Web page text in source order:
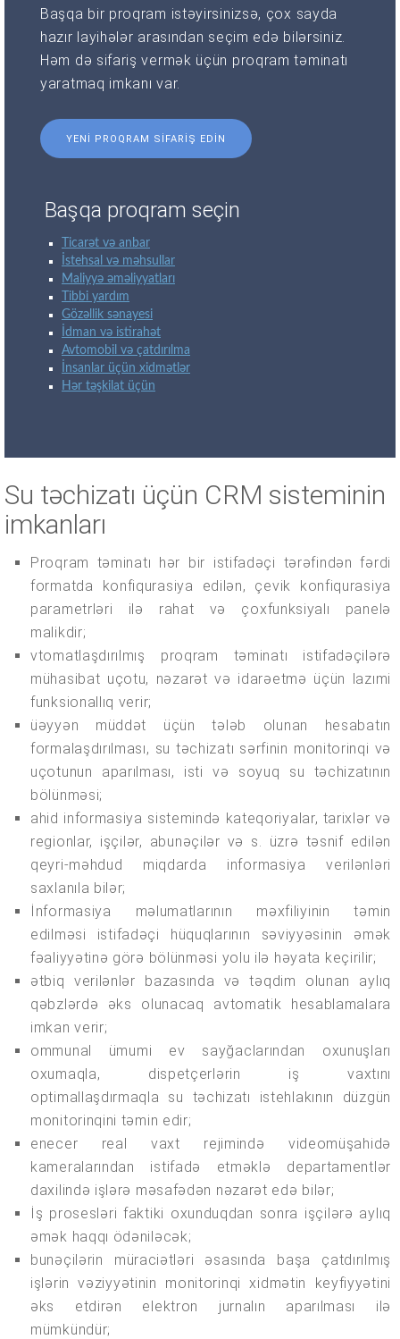
Başqa bir proqram istəyirsinizsə, çox sayda
hazır layihələr arasından seçim edə bilərsiniz.
Həm də sifariş vermək üçün proqram təminatı
yaratmaq imkanı var.
YENI PROQRAM SIFARIŞ EDIN
Başqa proqram seçin
Ticarət və anbar
İstehsal və məhsullar
Maliyyə əməliyyatları
Tibbi yardım
Gözəllik sənayesi
İdman və istirahət
Avtomobil və çatdırılma
İnsanlar üçün xidmətlər
Hər təşkilat üçün
Su təchizatı üçün CRM sisteminin
imkanları
Proqram təminatı hər bir istifadəçi tərəfindən fərdi
formatda konfiqurasiya edilən, çevik konfiqurasiya
parametrləri ilə rahat və çoxfunksiyalı panelə
malikdir;
vtomatlaşdırılmış proqram təminatı istifadəçilərə
mühasibat uçotu, nəzarət və idarəetmə üçün lazımi
funksionallıq verir;
üəyyən müddət üçün tələb olunan hesabatın
formalaşdırılması, su təchizatı sərfinin monitorinqi və
uçotunun aparılması, isti və soyuq su təchizatının
bölünməsi;
ahid informasiya sistemində kateqoriyalar, tarixlər və
regionlar, işçilər, abunəçilər və s. üzrə təsnif edilən
qeyri-məhdud miqdarda informasiya verilənləri
saxlanıla bilər;
İnformasiya məlumatlarının məxfiliyinin təmin
edilməsi istifadəçi hüquqlarının səviyyəsinin əmək
fəaliyyətinə görə bölünməsi yolu ilə həyata keçirilir;
ətbiq verilənlər bazasında və təqdim olunan aylıq
qəbzlərdə əks olunacaq avtomatik hesablamalara
imkan verir;
ommunal ümumi ev sayğaclarından oxunuşları
oxumaqla, dispetçerlərin iş vaxtını
optimallaşdırmaqla su təchizatı istehlakının düzgün
monitorinqini təmin edir;
enecer real vaxt rejimində videomüşahidə
kameralarından istifadə etməklə departamentlər
daxilində işlərə məsafədən nəzarət edə bilər;
İş prosesləri faktiki oxunduqdan sonra işçilərə aylıq
əmək haqqı ödəniləcək;
bunəçilərin müraciətləri əsasında başa çatdırılmış
işlərin vəziyyətinin monitorinqi xidmətin keyfiyyətini
əks etdirən elektron jurnalın aparılması ilə
mümkündür;